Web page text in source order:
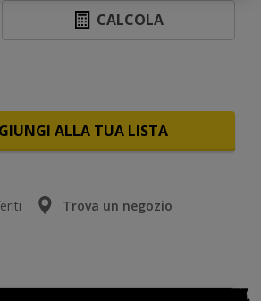
CALCOLA
ALLA TUA LISTA
Trova un negozio